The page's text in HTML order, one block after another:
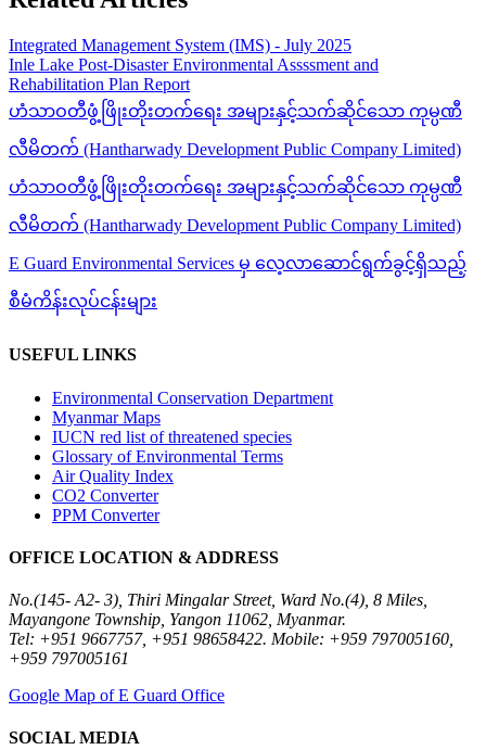
Integrated Management System (IMS) - July 2025
Inle Lake Post-Disaster Environmental Assssment and
Rehabilitation Plan Report
ဟံသာဝတီဖွံ့ဖြိုးတိုးတက်ရေး အများနှင့်သက်ဆိုင်သော ကုမ္ပဏီ
လီမိတက် (Hantharwady Development Public Company Limited)
ဟံသာဝတီဖွံ့ဖြိုးတိုးတက်ရေး အများနှင့်သက်ဆိုင်သော ကုမ္ပဏီ
လီမိတက် (Hantharwady Development Public Company Limited)
E Guard Environmental Services မှ လေ့လာဆောင်ရွက်ခွင့်ရှိသည့်
စီမံကိန်းလုပ်ငန်းများ
USEFUL LINKS
Environmental Conservation Department
Myanmar Maps
IUCN red list of threatened species
Glossary of Environmental Terms
Air Quality Index
CO2 Converter
PPM Converter
OFFICE LOCATION & ADDRESS
No.(145- A2- 3), Thiri Mingalar Street, Ward No.(4), 8 Miles,
Mayangone Township, Yangon 11062, Myanmar.
Tel: +951 9667757, +951 98658422. Mobile: +959 797005160,
+959 797005161
Google Map of E Guard Office
SOCIAL MEDIA